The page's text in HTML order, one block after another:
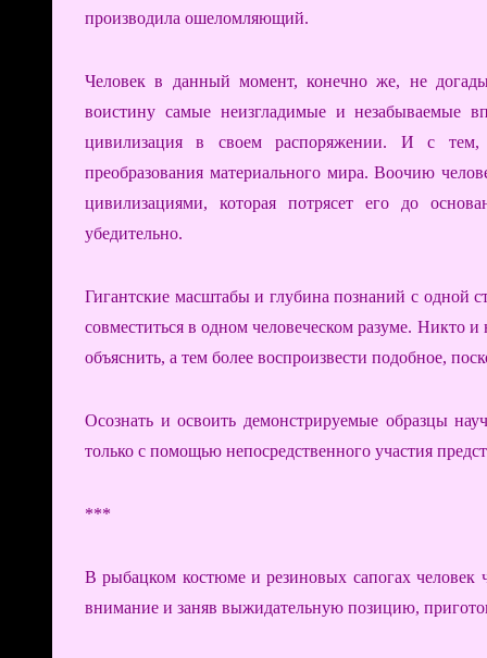
производила ошеломляющий.
Человек в данный момент, конечно же, не
воистину самые неизгладимые и незабываемые
цивилизация в своем распоряжении. И с тем,
преобразования материального мира. Воочию
цивилизациями, которая потрясет его до
убедительно.
Гигантские масштабы и глубина познаний с одной
совместиться в одном человеческом разуме.
объяснить, а тем более воспроизвести подобное,
Осознать и освоить демонстрируемые образцы
только с помощью непосредственного участия
***
В рыбацком костюме и резиновых сапогах человек
внимание и заняв выжидательную позицию,